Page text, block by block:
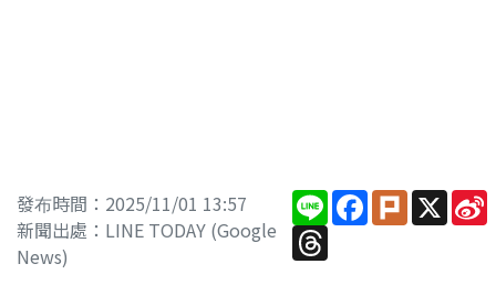
發布時間：2025/11/01 13:57
新聞出處：LINE TODAY (Google
News)
LineFacebook
PlurkX
Threads